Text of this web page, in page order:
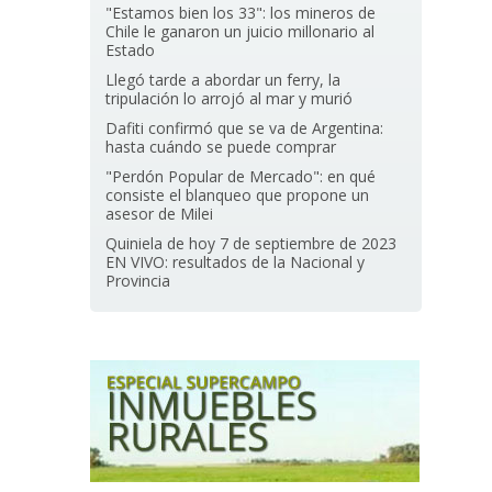
"Estamos bien los 33": los mineros de
Chile le ganaron un juicio millonario al
Estado
Llegó tarde a abordar un ferry, la
tripulación lo arrojó al mar y murió
Dafiti confirmó que se va de Argentina:
hasta cuándo se puede comprar
"Perdón Popular de Mercado": en qué
consiste el blanqueo que propone un
asesor de Milei
Quiniela de hoy 7 de septiembre de 2023
EN VIVO: resultados de la Nacional y
Provincia